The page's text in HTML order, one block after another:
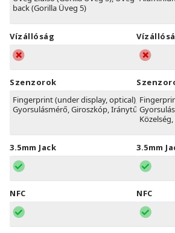
back (Gorilla Üveg 5)
Vízállóság
Szenzorok
Fingerprint (under display, optical),
Gyorsulásmérő, Giroszkóp, Iránytű
3.5mm Jack
NFC
3.5mm
NFC